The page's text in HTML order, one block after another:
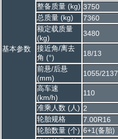
基本参数
整备质量 (kg) 3750
总质量 (kg)
7360
额定载质量
(kg)
3480
接近角/离去
角 (°)
18/13
前悬/后悬
(mm)
1055/2137
高车速
(km/h)
110
准乘人数 (人) 2
轮胎规格
7.00R16
轮胎数量 (个) 6+1(备胎)